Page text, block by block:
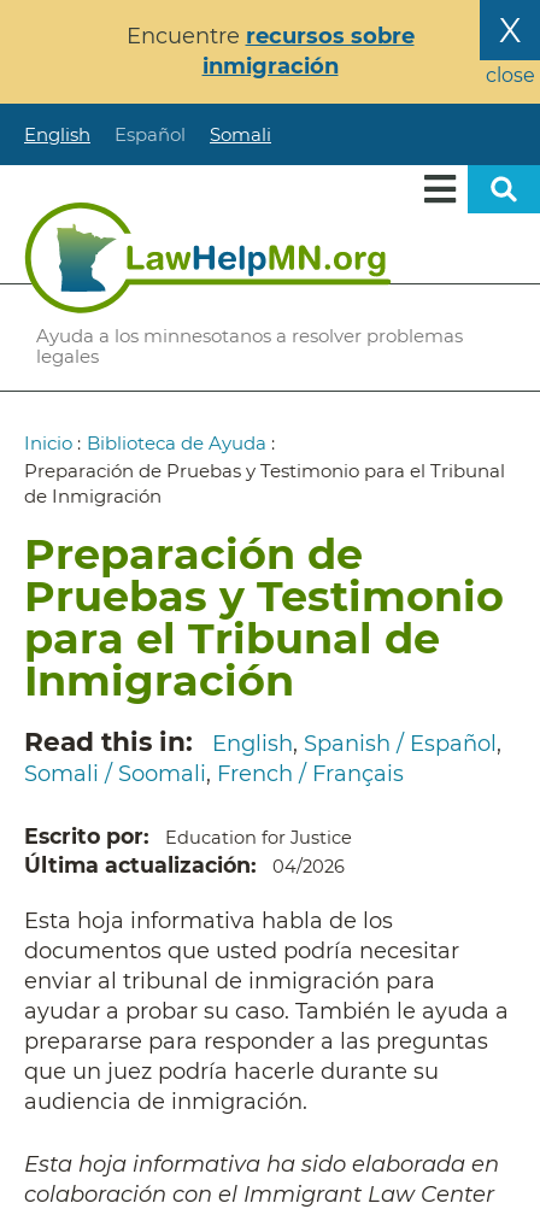
principal
X
close
Encuentre recursos sobre
inmigración
English Español Somali
Ayuda a los minnesotanos a resolver problemas
legales
Ruta
de
navegación
Inicio : Biblioteca de Ayuda :
Preparación de Pruebas y Testimonio para el Tribunal
de Inmigración
Preparación de
Pruebas y Testimonio
para el Tribunal de
Inmigración
Read this in English Spanish / Español
Somali / Soomali French / Français
Escrito por Education for Justice
Última actualización 04/2026
Esta hoja informativa habla de los
documentos que usted podría necesitar
enviar al tribunal de inmigración para
ayudar a probar su caso. También le ayuda a
prepararse para responder a las preguntas
que un juez podría hacerle durante su
audiencia de inmigración.
Esta hoja informativa ha sido elaborada en
colaboración con el Immigrant Law Center